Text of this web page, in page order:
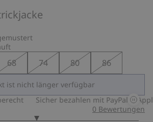
68 74 80 86
ist nicht länger verfügbar
Sicher bezahlen mit PayPal & Apple
0 Bewertungen